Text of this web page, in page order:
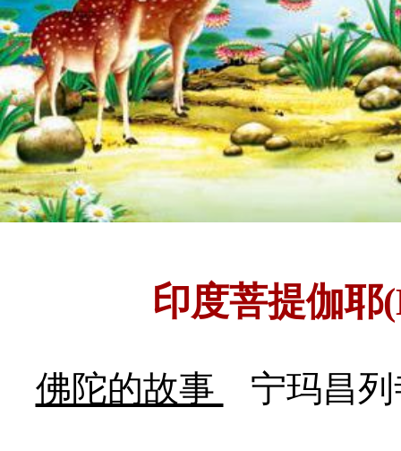
印度菩提伽耶
佛陀的故事
宁玛昌